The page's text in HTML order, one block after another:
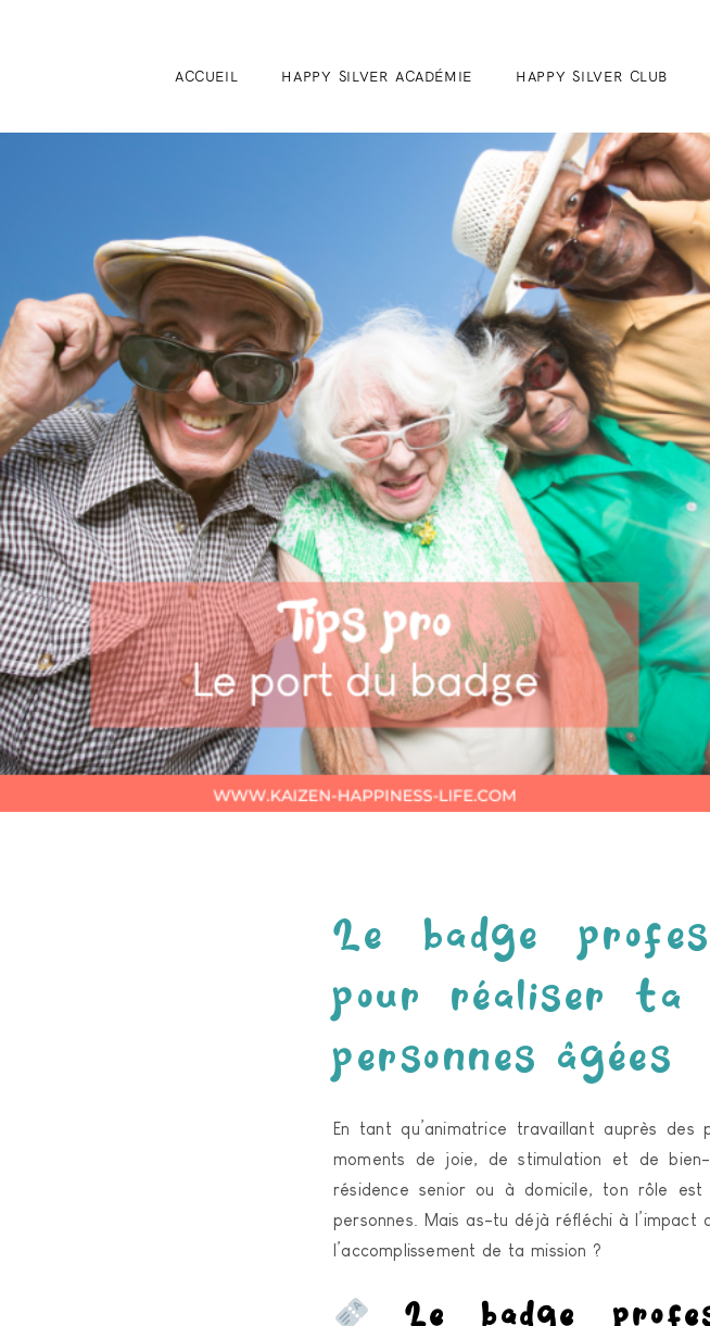
ACCUEIL HAPPY SILVER ACADÉMIE HAPPY SILVER CLUB
Le badge
pour réaliser ta
personnes âgées
En tant qu’animatrice travaillant auprès
moments de joie, de stimulation et de
résidence senior ou à domicile, ton rôle
personnes. Mais as-tu déjà réfléchi à l’impact
l’accomplissement de ta mission ?
Le badge